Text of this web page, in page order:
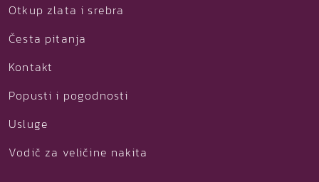
Otkup zlata i srebra
Česta pitanja
Kontakt
Popusti i pogodnosti
Usluge
Vodič za veličine nakita